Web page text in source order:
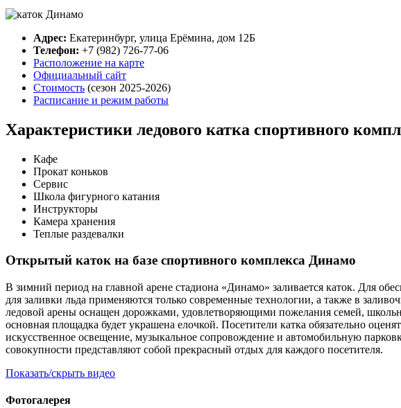
Адрес: Екатеринбург, улица Ерёмина, дом 12Б
Телефон: +7 (982) 726-77-06
Расположение на карте
Официальный сайт
Стоимость (сезон 2025-2026)
Расписание и режим работы
Характеристики ледового катка спортивного
Кафе
Прокат коньков
Сервис
Школа фигурного катания
Инструкторы
Камера хранения
Теплые раздевалки
Открытый каток на базе спортивного комплекса Динамо
В зимний период на главной арене стадиона «Динамо» заливается каток. Для
для заливки льда применяются только современные технологии, а также в
ледовой арены оснащен дорожками, удовлетворяющими пожелания семей,
основная площадка будет украшена елочкой. Посетители катка обязательно
искусственное освещение, музыкальное сопровождение и автомобильную
совокупности представляют собой прекрасный отдых для каждого посетителя.
Показать/скрыть видео
Фотогалерея